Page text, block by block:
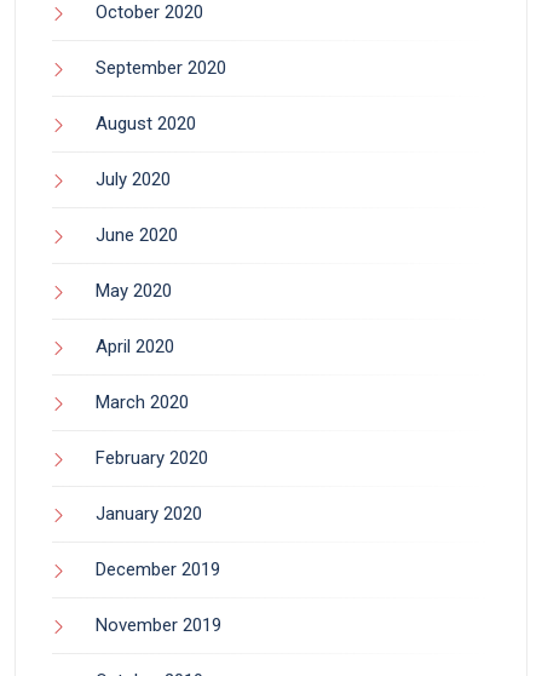
October 2020
September 2020
August 2020
July 2020
June 2020
May 2020
April 2020
March 2020
February 2020
January 2020
December 2019
November 2019